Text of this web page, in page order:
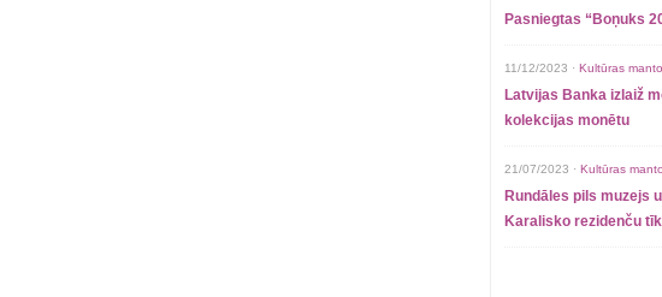
Pasniegtas “Boņuks
11/12/2023 · Kultūras
Latvijas Banka izlaiž
kolekcijas monētu
21/07/2023 · Kultūras
Rundāles pils muzejs
Karalisko rezidenču